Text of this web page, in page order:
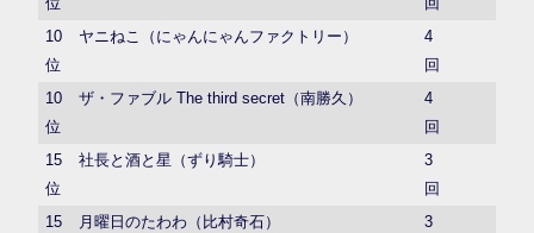
10
位
ヤニねこ（にゃんにゃんファクトリー）
4
回
10
位
ザ・ファブル The third secret（南勝久）
4
回
15
位
社長と酒と星（ずり騎士）
3
回
15
月曜日のたわわ（比村奇石） 3